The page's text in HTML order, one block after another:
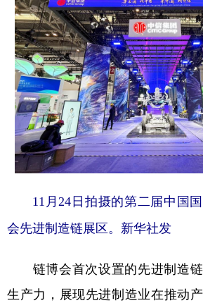
11月24日拍摄的第二届中国国
会先进制造链展区。新华社发
链博会首次设置的先进制造链
生产力，展现先进制造业在推动